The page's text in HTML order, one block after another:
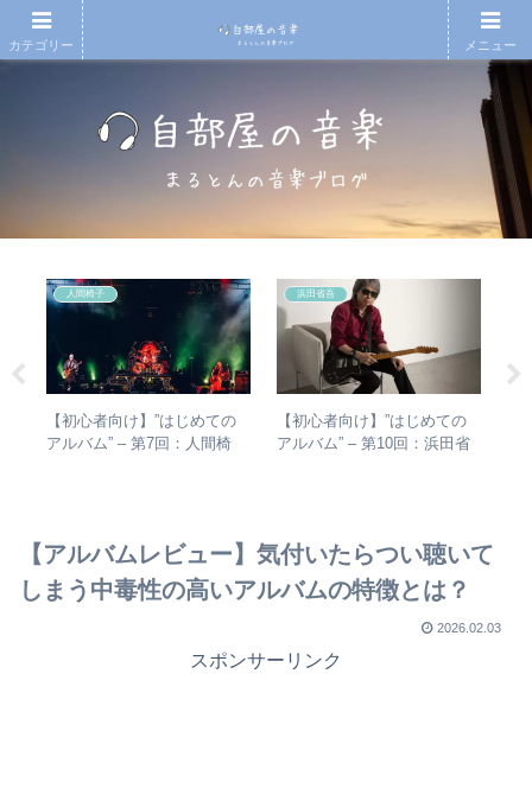
人間椅子
【初心者向け】”はじめての
アルバム” – 第7回：人間椅
浜田省吾
【初心者向け】”はじめての
アルバム” – 第10回：浜田省
【アルバムレビュー】気付いたらつい聴いて
しまう中毒性の高いアルバムの特徴とは？
2026.02.03
スポンサーリンク
カテゴリー メニュー